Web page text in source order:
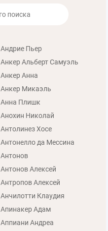
Андрие Пьер
Анкер Альберт Самуэль
Анкер Анна
Анкер Микаэль
Анна Плишк
Анохин Николай
Антолинез Хосе
Антонелло да Мессина
Антонов
Антонов Алексей
Антропов Алексей
Анчилотти Клаудия
Апинакер Адам
Аппиани Андреа